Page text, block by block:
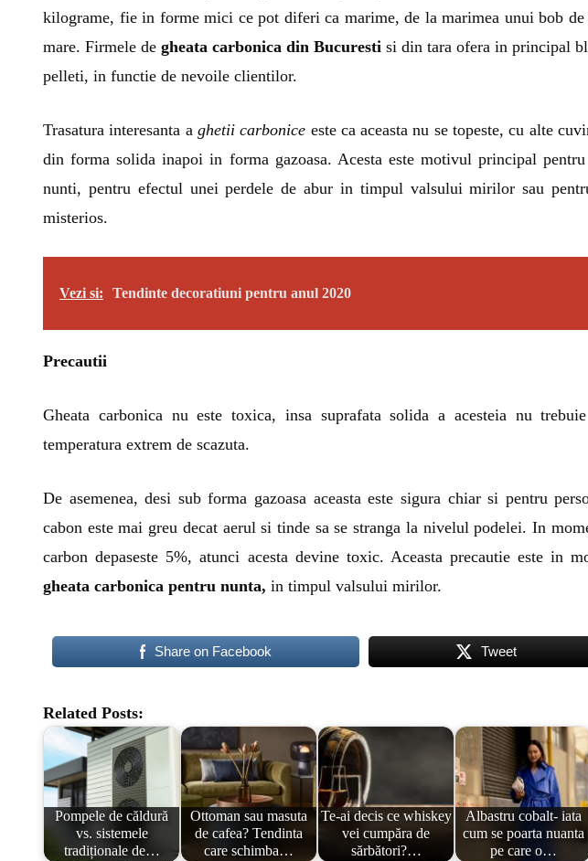
kilograme, fie in forme mici ce pot diferi ca marime, de la marimea unui bob
mare. Firmele de gheata carbonica din Bucuresti si din tara ofera in principal
pelleti, in functie de nevoile clientilor.
Trasatura interesanta a ghetii carbonice este ca aceasta nu se topeste, cu alte
din forma solida inapoi in forma gazoasa. Acesta este motivul principal
nunti, pentru efectul unei perdele de abur in timpul valsului mirilor sau
misterios.
Vezi si: Tendinte decoratiuni pentru anul 2020
Precautii
Gheata carbonica nu este toxica, insa suprafata solida a acesteia nu
temperatura extrem de scazuta.
De asemenea, desi sub forma gazoasa aceasta este sigura chiar si pentru
cabon este mai greu decat aerul si tinde sa se stranga la nivelul podelei. In
carbon depaseste 5%, atunci acesta devine toxic. Aceasta precautie este in
gheata carbonica pentru nunta, in timpul valsului mirilor.
Share on Facebook Tweet
Related Posts:
Pompele de căldură
vs. sistemele
tradiționale de…
Ottoman sau masuta
de cafea? Tendinta
care schimba…
Te-ai decis ce whiskey
vei cumpăra de
sărbători?…
Albastru cobalt- iata
cum se poarta nuanta
pe care o…